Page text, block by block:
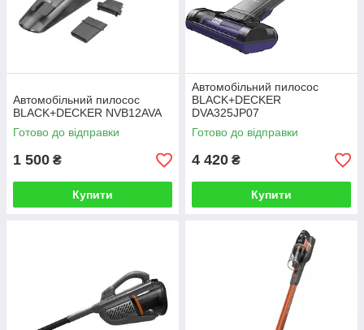
Автомобільний пилосос
BLACK+DECKER NVB12AVA
Готово до відправки
1 500 ₴
Купити
Автомобільний пилосос
BLACK+DECKER
DVA325JP07
Готово до відправки
4 420 ₴
Купити